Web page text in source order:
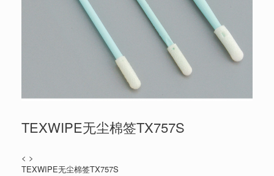
TEXWIPE无尘棉签TX757S
< >
TEXWIPE无尘棉签TX757S